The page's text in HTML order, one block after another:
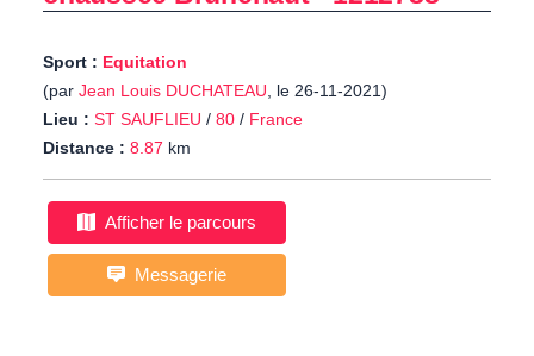
Sport : Equitation
(par Jean Louis DUCHATEAU, le 26-11-2021)
Lieu : ST SAUFLIEU / 80 / France
Distance : 8.87 km
Afficher le parcours
Messagerie